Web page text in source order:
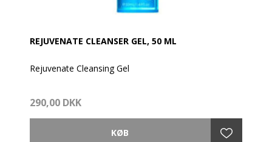
REJUVENATE CLEANSER GEL, 50 ML
Rejuvenate Cleansing Gel
Cleansing Gel – en effektiv rensegel, der forbereder
290,00 DKK